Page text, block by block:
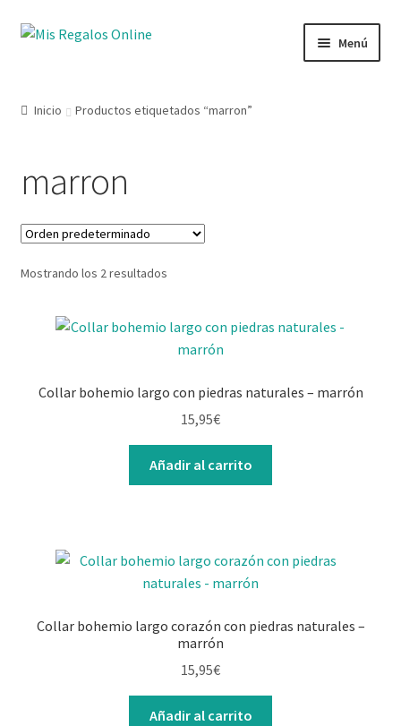
Menú
Secciones
Ofertas
Novedades
Lista de deseos
Inicio Productos etiquetados “marron”
marron
Mostrando los 2 resultados
Collar bohemio largo con piedras naturales – marrón
15,95€
Añadir al carrito
Collar bohemio largo corazón con piedras naturales –
marrón
15,95€
Añadir al carrito